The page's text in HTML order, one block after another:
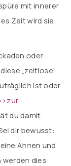
mit innerer
Zeit wird sie
oder
„zeitlose“
ist oder
du damit
dir bewusst:
Ahnen und
werden dies